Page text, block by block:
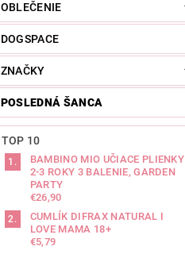
OBLEČENIE
DOGSPACE
ZNAČKY
POSLEDNÁ ŠANCA
TOP 10
BAMBINO MIO UČIACE PLIENKY
2-3 ROKY 3 BALENIE, GARDEN
PARTY
€26,90
CUMLÍK DIFRAX NATURAL I
LOVE MAMA 18+
€5,79